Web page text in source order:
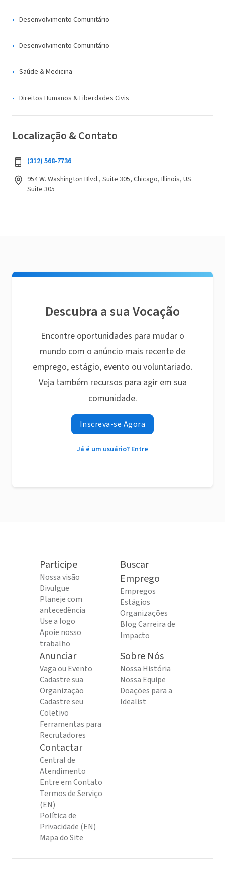
Desenvolvimento Comunitário
Desenvolvimento Comunitário
Saúde & Medicina
Direitos Humanos & Liberdades Civis
Localização & Contato
(312) 568-7736
954 W. Washington Blvd., Suite 305, Chicago, Illinois, US
Suite 305
Descubra a sua Vocação
Encontre oportunidades para mudar o
mundo com o anúncio mais recente de
emprego, estágio, evento ou voluntariado.
Veja também recursos para agir em sua
comunidade.
Inscreva-se Agora
Já é um usuário? Entre
Participe
Nossa visão
Divulgue
Planeje com
antecedência
Use a logo
Apoie nosso
trabalho
Buscar
Emprego
Empregos
Estágios
Organizações
Blog Carreira de
Impacto
Anunciar
Vaga ou Evento
Cadastre sua
Organização
Cadastre seu
Coletivo
Ferramentas para
Recrutadores
Sobre Nós
Nossa História
Nossa Equipe
Doações para a
Idealist
Contactar
Central de
Atendimento
Entre em Contato
Termos de Serviço
(EN)
Política de
Privacidade (EN)
Mapa do Site